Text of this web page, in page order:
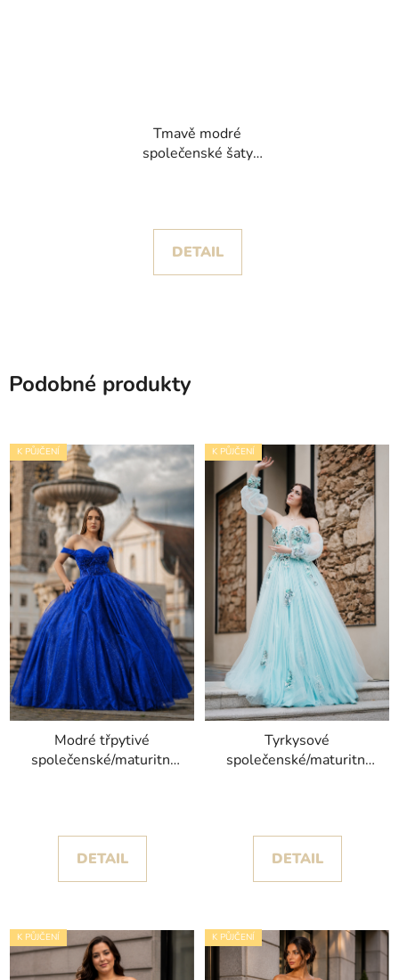
Tmavě modré
společenské šaty
DETAIL
Podobné produkty
K PŮJČENÍ
Modré třpytivé
společenské/maturitní
DETAIL
K PŮJČENÍ
Tyrkysové
společenské/maturitní
DETAIL
K PŮJČENÍ K PŮJČENÍ